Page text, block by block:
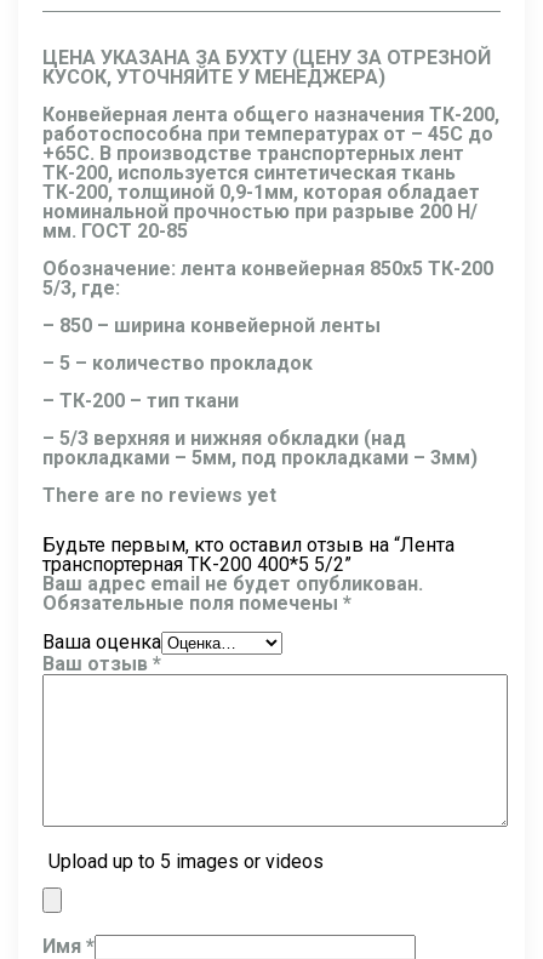
ЦЕНА УКАЗАНА ЗА БУХТУ (ЦЕНУ ЗА ОТРЕЗНОЙ
КУСОК, УТОЧНЯЙТЕ У МЕНЕДЖЕРА)
Конвейерная лента общего назначения ТК-200,
работоспособна при температурах от – 45С до
+65С. В производстве транспортерных лент
ТК-200, используется синтетическая ткань
ТК-200, толщиной 0,9-1мм, которая обладает
номинальной прочностью при разрыве 200 Н/
мм. ГОСТ 20-85
Обозначение: лента конвейерная 850х5 ТК-200
5/3, где:
– 850 – ширина конвейерной ленты
– 5 – количество прокладок
– ТК-200 – тип ткани
– 5/3 верхняя и нижняя обкладки (над
прокладками – 5мм, под прокладками – 3мм)
There are no reviews yet
Будьте первым, кто оставил отзыв на “Лента
транспортерная ТК-200 400*5 5/2”
Ваш адрес email не будет опубликован.
Обязательные поля помечены *
Ваша оценка
Ваш отзыв *
Upload up to 5 images or videos
Имя *